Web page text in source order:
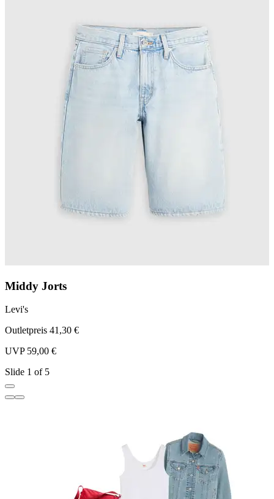
Middy Jorts
Levi's
Outletpreis 41,30 €
UVP 59,00 €
Slide 1 of 5